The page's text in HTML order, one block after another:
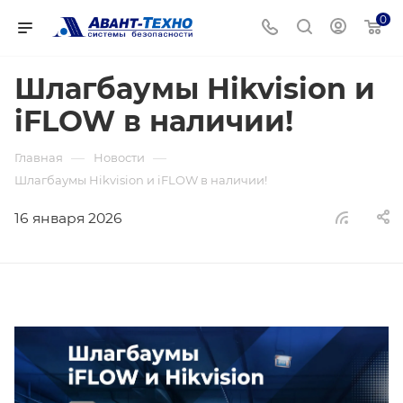
0
Шлагбаумы Hikvision и
iFLOW в наличии!
Главная — Новости —
Шлагбаумы Hikvision и iFLOW в наличии!
16 января 2026